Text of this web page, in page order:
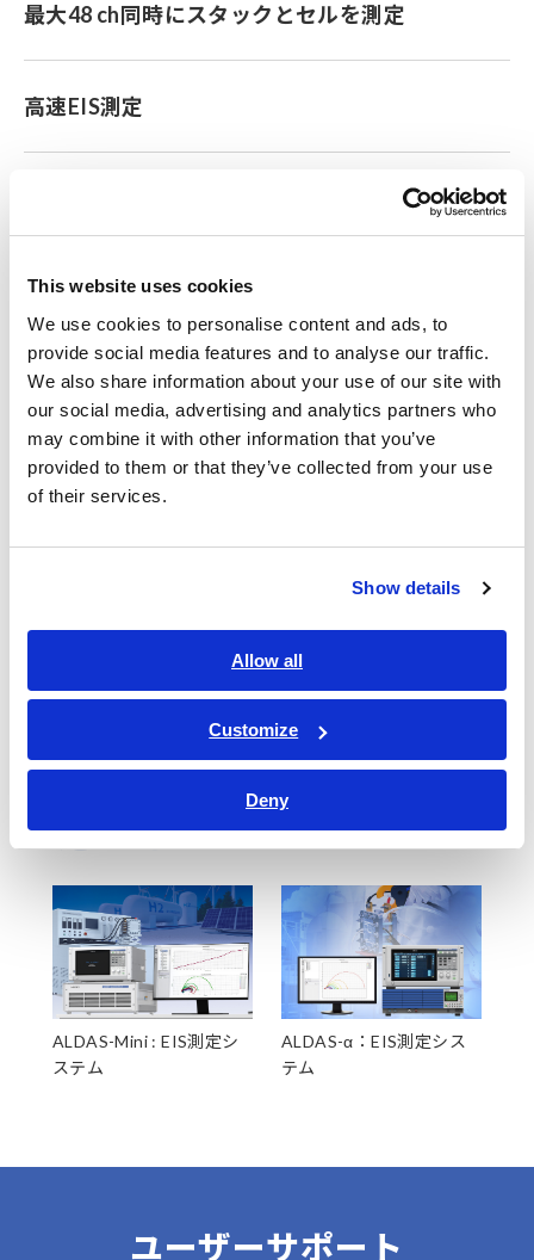
This website uses cookies
We use cookies to personalise content and ads, to
provide social media features and to analyse our traffic.
We also share information about your use of our site with
our social media, advertising and analytics partners who
may combine it with other information that you’ve
provided to them or that they’ve collected from your use
of their services.
Show details
Allow all
Customize
Deny
最大48 ch同時にスタックとセルを測定
高速EIS測定
既存の電解槽、FCシステムに簡単接続
形名（発注コード）
EA5702
売店か最寄りの営業拠点にご連絡ください。
関連製品
ALDAS-Mini : EIS測定シ
ステム
ALDAS-α：EIS測定シス
テム
ユーザーサポート